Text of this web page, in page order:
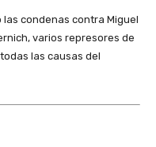
las condenas contra Miguel
varios represores de
las causas del